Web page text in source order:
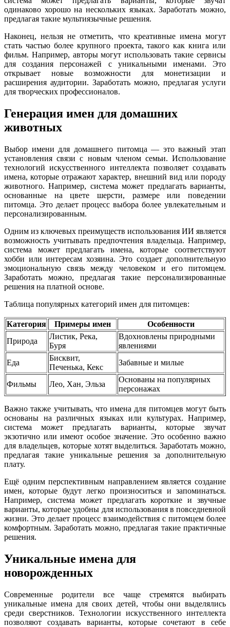
одинаково хорошо на нескольких языках. Заработать можно,
предлагая такие мультиязычные решения.
Наконец, нельзя не отметить, что креативные имена могут
стать частью более крупного проекта, такого как книга или
фильм. Например, авторы могут использовать такие сервисы
для создания персонажей с уникальными именами. Это
открывает новые возможности для монетизации и
расширения аудитории. Заработать можно, предлагая услуги
для творческих профессионалов.
Генерация имен для домашних
животных
Выбор имени для домашнего питомца — это важный этап
установления связи с новым членом семьи. Использование
технологий искусственного интеллекта позволяет создавать
имена, которые отражают характер, внешний вид или породу
животного. Например, система может предлагать варианты,
основанные на цвете шерсти, размере или поведении
питомца. Это делает процесс выбора более увлекательным и
персонализированным.
Одним из ключевых преимуществ использования ИИ является
возможность учитывать предпочтения владельца. Например,
система может предлагать имена, которые соответствуют
хобби или интересам хозяина. Это создает дополнительную
эмоциональную связь между человеком и его питомцем.
Заработать можно, предлагая такие персонализированные
решения на платной основе.
Таблица популярных категорий имен для питомцев:
Категория Примеры имен
Особенности
Природа
Листик, Река,
Буря
Вдохновлены природными
явлениями
Еда
Бисквит,
Печенька, Кекс
Забавные и милые
Фильмы Лео, Хан, Эльза
Основаны на популярных
персонажах
Важно также учитывать, что имена для питомцев могут быть
основаны на различных языках или культурах. Например,
система может предлагать варианты, которые звучат
экзотично или имеют особое значение. Это особенно важно
для владельцев, которые хотят выделиться. Заработать можно,
предлагая такие уникальные решения за дополнительную
плату.
Ещё одним перспективным направлением является создание
имен, которые будут легко произноситься и запоминаться.
Например, система может предлагать короткие и звучные
варианты, которые удобны для использования в повседневной
жизни. Это делает процесс взаимодействия с питомцем более
комфортным. Заработать можно, предлагая такие практичные
решения.
Уникальные имена для
новорожденных
Современные родители все чаще стремятся выбирать
уникальные имена для своих детей, чтобы они выделялись
среди сверстников. Технологии искусственного интеллекта
позволяют создавать варианты, которые сочетают в себе